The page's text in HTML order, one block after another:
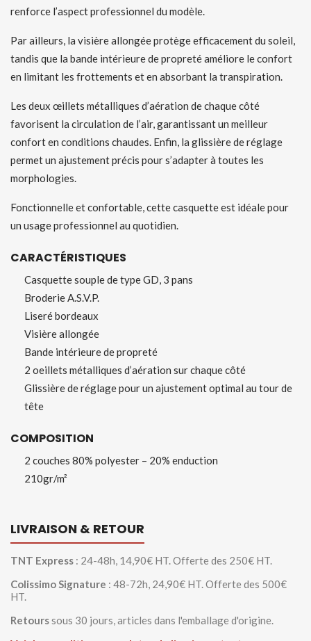
renforce l’aspect professionnel du modèle.
Par ailleurs, la visière allongée protège efficacement du soleil,
tandis que la bande intérieure de propreté améliore le confort
en limitant les frottements et en absorbant la transpiration.
Les deux œillets métalliques d’aération de chaque côté
favorisent la circulation de l’air, garantissant un meilleur
confort en conditions chaudes. Enfin, la glissière de réglage
permet un ajustement précis pour s’adapter à toutes les
morphologies.
Fonctionnelle et confortable, cette casquette est idéale pour
un usage professionnel au quotidien.
CARACTÉRISTIQUES
Casquette souple de type GD, 3 pans
Broderie A.S.V.P.
Liseré bordeaux
Visière allongée
Bande intérieure de propreté
2 oeillets métalliques d’aération sur chaque côté
Glissière de réglage pour un ajustement optimal au tour de
tête
COMPOSITION
2 couches 80% polyester – 20% enduction
210gr/m²
LIVRAISON & RETOUR
TNT Express : 24-48h, 14,90€ HT. Offerte des 250€ HT.
Colissimo Signature : 48-72h, 24,90€ HT. Offerte des 500€
HT.
Retourssous 30 jours, articles dans l'emballage d'origine.